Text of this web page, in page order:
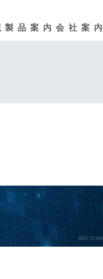
製品案内会社案内